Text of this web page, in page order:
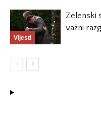
Vijesti
Zelenski
važni